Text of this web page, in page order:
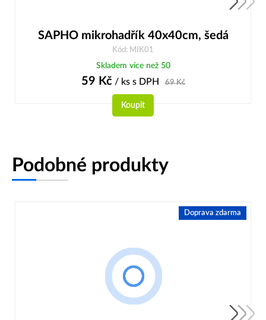
SAPHO mikrohadřík 40x40cm, šedá
Kód: MIK01
Skladem více než 50
59 Kč/ ks s DPH 69Kč
Koupit
Podobné produkty
Doprava zdarma